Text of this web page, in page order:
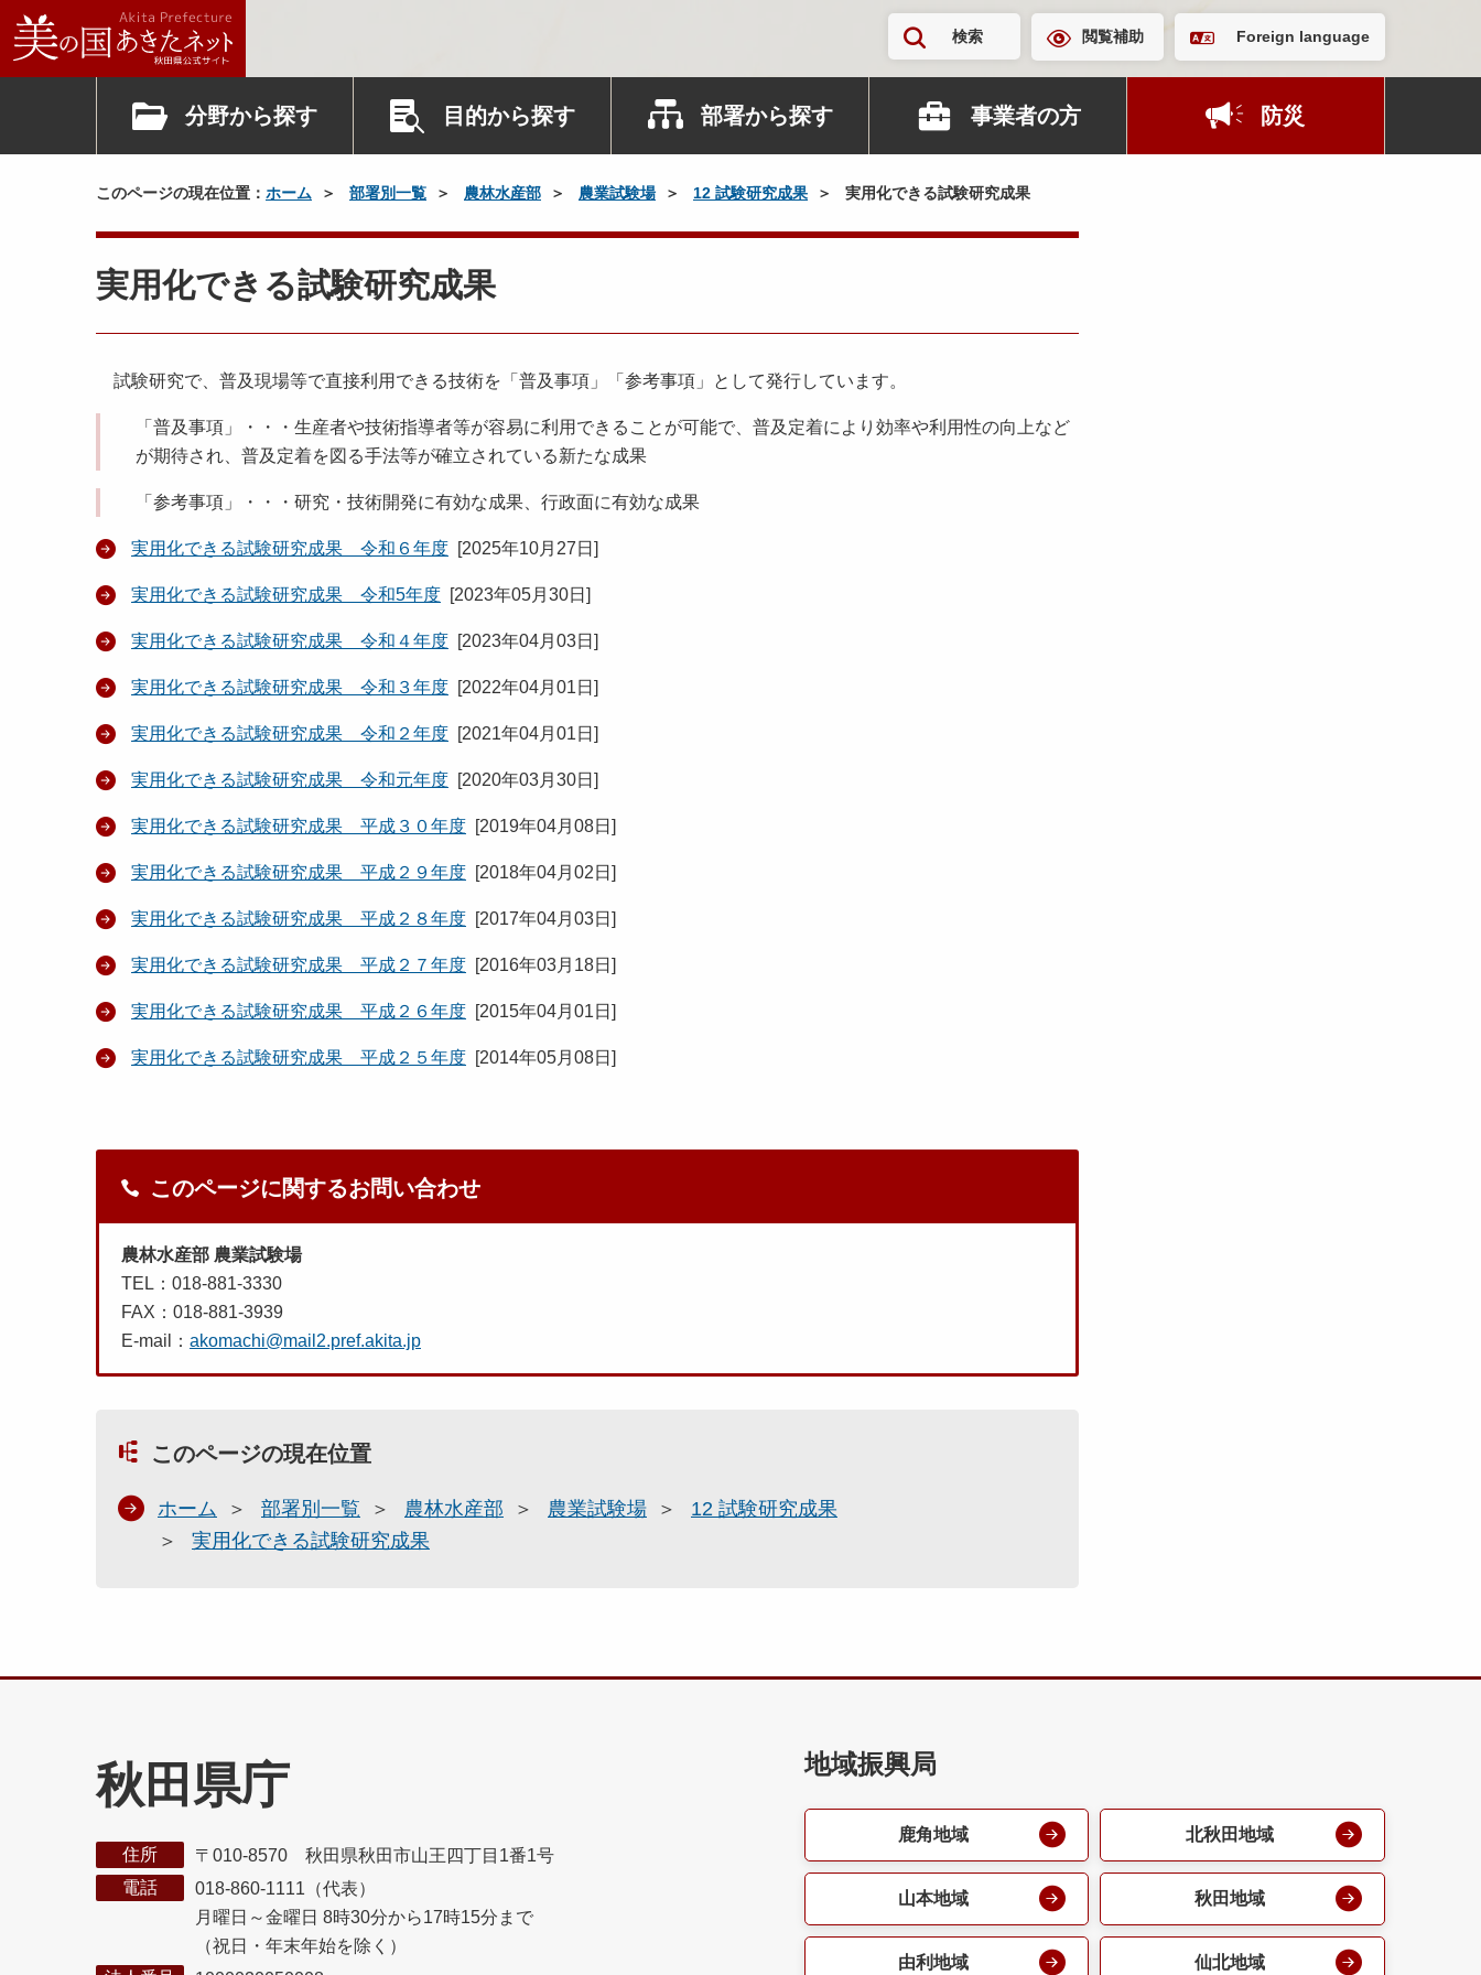
検索 閲覧補助 Foreign language
分野から探す 目的から探す 部署から探す 事業者の方 防災
このページの現在位置： ホーム 部署別一覧 農林水産部 農業試験場 12 試験研究成果 実用化できる試験研究成果
実用化できる試験研究成果
試験研究で、普及現場等で直接利用できる技術を「普及事項」「参考事項」として発行しています。
「普及事項」・・・生産者や技術指導者等が容易に利用できることが可能で、普及定着により効率や利用性の向上など
が期待され、普及定着を図る手法等が確立されている新たな成果
「参考事項」・・・研究・技術開発に有効な成果、行政面に有効な成果
実用化できる試験研究成果 令和６年度 [2025年10月27日 ]
実用化できる試験研究成果 令和5年度 [2023年05月30日 ]
実用化できる試験研究成果 令和４年度 [2023年04月03日 ]
実用化できる試験研究成果 令和３年度 [2022年04月01日 ]
実用化できる試験研究成果 令和２年度 [2021年04月01日 ]
実用化できる試験研究成果 令和元年度 [2020年03月30日 ]
実用化できる試験研究成果 平成３０年度 [2019年04月08日 ]
実用化できる試験研究成果 平成２９年度 [2018年04月02日 ]
実用化できる試験研究成果 平成２８年度 [2017年04月03日 ]
実用化できる試験研究成果 平成２７年度 [2016年03月18日 ]
実用化できる試験研究成果 平成２６年度 [2015年04月01日 ]
実用化できる試験研究成果 平成２５年度 [2014年05月08日 ]
このページに関するお問い合わせ
農林水産部 農業試験場
TEL：018-881-3330
FAX：018-881-3939
E-mail： akomachi@mail2.pref.akita.jp
このページの現在位置
ホーム 部署別一覧 農林水産部 農業試験場
12 試験研究成果
実用化できる試験研究成果
秋田県庁
住所
〒010-8570 秋田県秋田市山王四丁目1番1号
電話
018-860-1111（代表）
月曜日～金曜日 8時30分から17時15分まで
（祝日・年末年始を除く）
地域振興局
鹿角地域 北秋田地域
山本地域 秋田地域
由利地域 仙北地域